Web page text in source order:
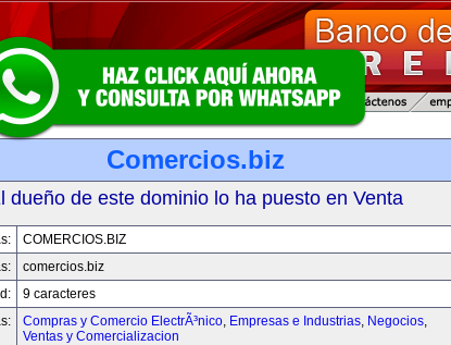
Comercios.biz
dueño de este dominio lo ha puesto en Venta
COMERCIOS.BIZ
comercios.biz
9 caracteres
Compras y Comercio ElectrÃ³nico, Empresas e Industrias, Negocios,
Ventas y Comercializacion